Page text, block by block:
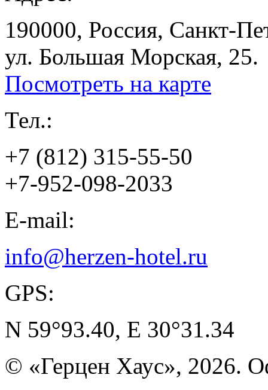
190000, Россия, Санкт-
ул. Большая Морская, 25.
Посмотреть на карте
Тел.:
+7 (812) 315-55-50
+7-952-098-2033
E-mail:
info@herzen-hotel.ru
GPS:
N 59°93.40, E 30°31.34
© «Герцен Хаус», 2026.